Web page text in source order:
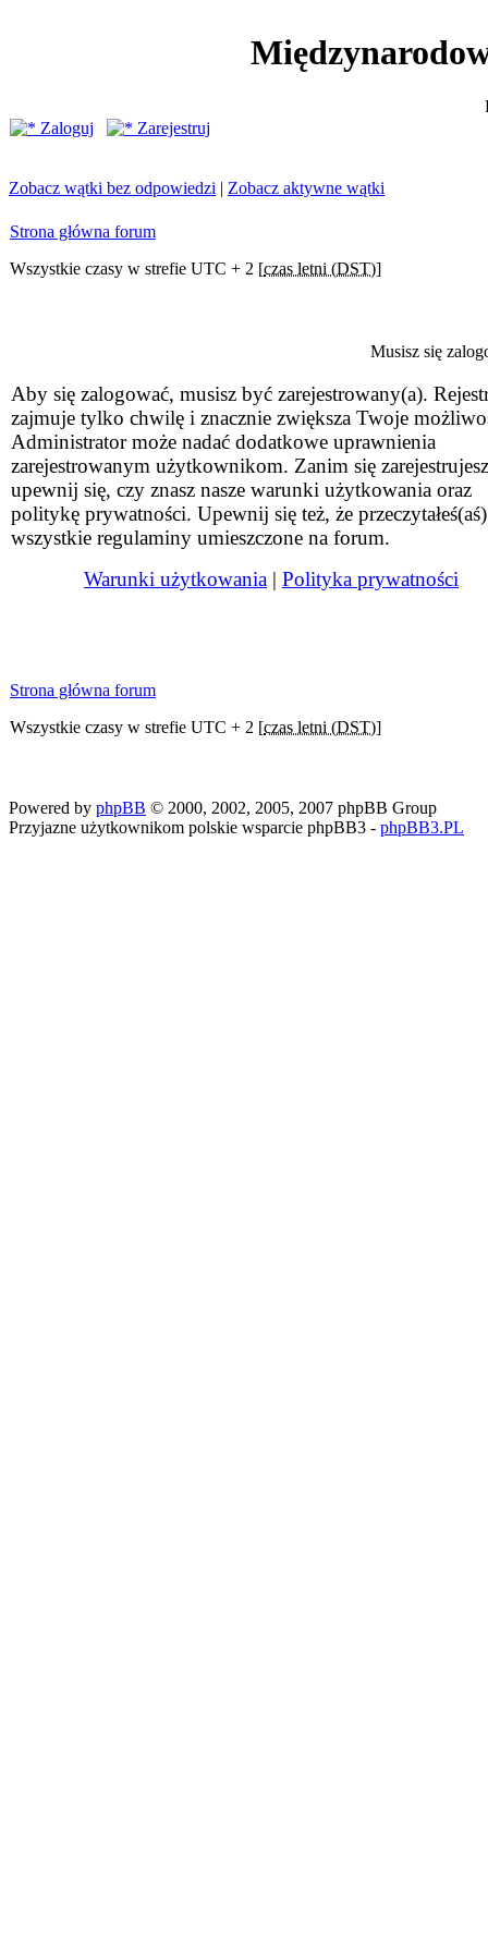
Zaloguj
Zarejestruj
Zobacz wątki bez odpowiedzi | Zobacz aktywne wątki
Strona główna forum
Wszystkie czasy w strefie UTC + 2 [czas letni (DST)]
Musisz się
Aby się zalogować, musisz być zarejestrowany(a).
zajmuje tylko chwilę i znacznie zwiększa Twoje
Administrator może nadać dodatkowe uprawnienia
zarejestrowanym użytkownikom. Zanim się
upewnij się, czy znasz nasze warunki użytkowania oraz
politykę prywatności. Upewnij się też, że przeczytałeś(aś)
wszystkie regulaminy umieszczone na forum.
Warunki użytkowania | Polityka prywatności
Strona główna forum
Wszystkie czasy w strefie UTC + 2 [czas letni (DST)]
Powered by phpBB © 2000, 2002, 2005, 2007 phpBB Group
Przyjazne użytkownikom polskie wsparcie phpBB3 - phpBB3.PL